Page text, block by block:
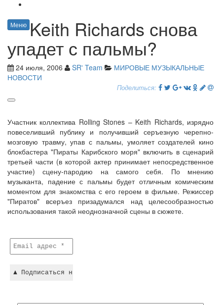
Меню Keith Richards снова
упадет с пальмы?
24 июля, 2006 SR' Team
МИРОВЫЕ МУЗЫКАЛЬНЫЕ
НОВОСТИ
Поделиться:
Участник коллектива Rolling Stones – Keith Richards, изрядно
повеселивший публику и получивший серъезную черепно-
мозговую травму, упав с пальмы, умоляет создателей кино
блокбастера "Пираты Карибского моря" включить в сценарий
третьей части (в которой актер принимает непосредственное
участие) сцену-пародию на самого себя. По мнению
музыканта, падение с пальмы будет отличным комическим
моментом для знакомства с его героем в фильме. Режиссер
"Пиратов" всеръез призадумался над целесообразностью
использования такой неоднозначной сцены в сюжете.